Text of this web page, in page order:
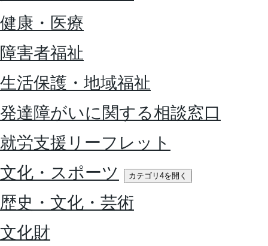
健康・医療
障害者福祉
生活保護・地域福祉
発達障がいに関する相談窓口
就労支援リーフレット
文化・スポーツ
カテゴリ4を開く
歴史・文化・芸術
文化財